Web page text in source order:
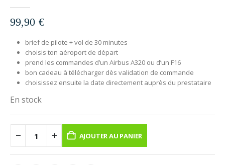
99,90 €
brief de pilote + vol de 30 minutes
choisis ton aéroport de départ
prend les commandes d’un Airbus A320 ou d’un F16
bon cadeau à télécharger dès validation de commande
choisissez ensuite la date directement auprès du prestataire
En stock
AJOUTER AU PANIER